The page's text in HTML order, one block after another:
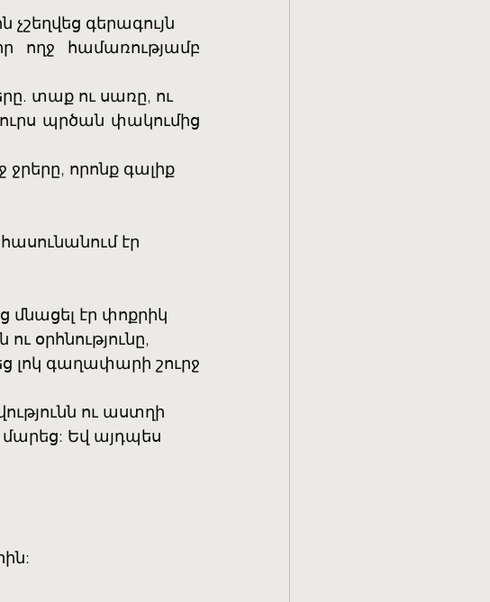
չշեղվեց գերագույն
ողջ համառությամբ
տաք ու սառը, ու
պրծան փակումից
որոնք գալիք
հասունանում էր
մնացել էր փոքրիկ
օրհնությունը,
լոկ գաղափարի շուրջ
ու աստղի
մարեց: Եվ այդպես